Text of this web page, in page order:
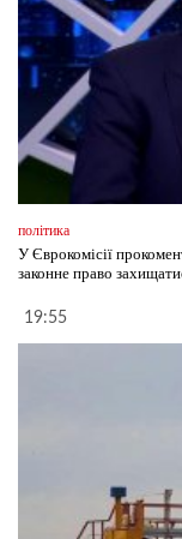
політика
У Єврокомісії
законне право
19:55